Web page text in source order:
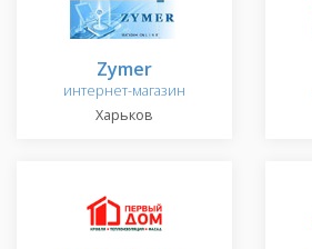
Zymer
интернет-магазин
Харьков